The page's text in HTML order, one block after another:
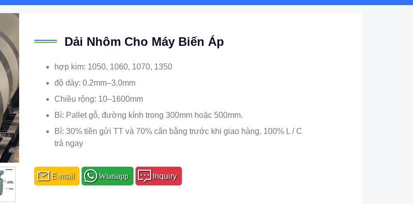
Dải Nhôm Cho Máy Biến Áp
hợp kim: 1050, 1060, 1070, 1350
độ dày: 0.2mm–3,0mm
Chiều rộng: 10–1600mm
Bì: Pallet gỗ, đường kính trong 300mm hoặc 500mm.
Bì: 30% tiền gửi TT và 70% cân bằng trước khi giao hàng, 100% L / C
trả ngay
E-mail Wtatsapp Inquiry